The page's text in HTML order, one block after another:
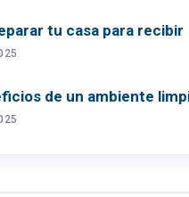
tu casa para recibir
de un ambiente